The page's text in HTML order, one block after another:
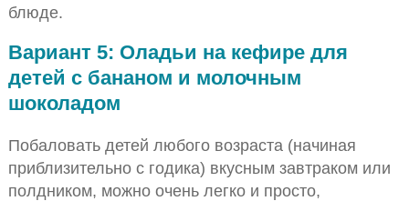
блюде.
Вариант 5: Оладьи на кефире для
детей с бананом и молочным
шоколадом
Побаловать детей любого возраста (начиная
приблизительно с годика) вкусным завтраком или
полдником, можно очень легко и просто,